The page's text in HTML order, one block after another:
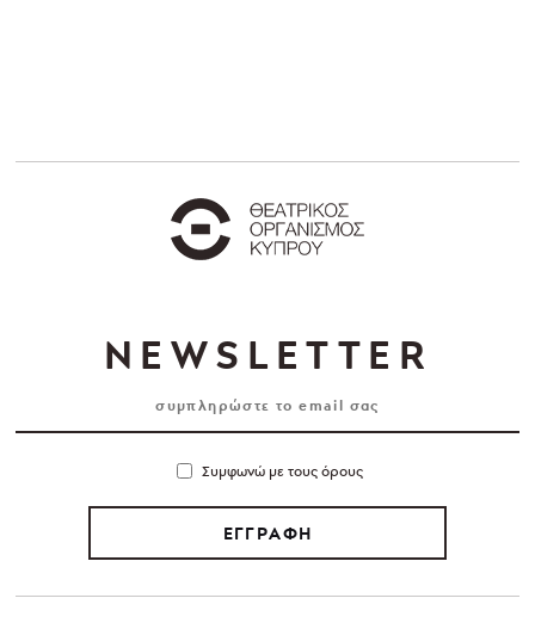
NEWSLETTER
Συμφωνώ με τους όρους
ΕΓΓΡΑΦΗ